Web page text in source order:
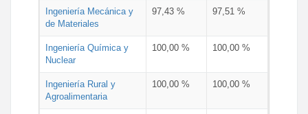
Ingeniería Mecánica y
de Materiales
97,43 % 97,51 %
Ingeniería Química y
Nuclear
100,00 % 100,00 %
Ingeniería Rural y
Agroalimentaria
100,00 % 100,00 %